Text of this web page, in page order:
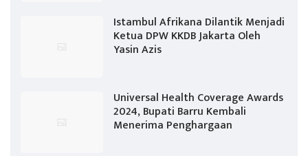
Istambul Afrikana Dilantik Menjadi
Ketua DPW KKDB Jakarta Oleh
Yasin Azis
Universal Health Coverage Awards
2024, Bupati Barru Kembali
Menerima Penghargaan